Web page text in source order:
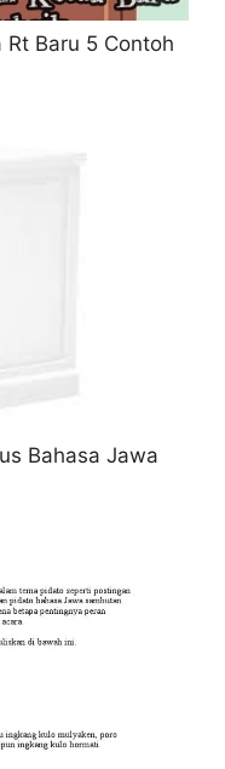
Baru 5 Contoh
Bahasa Jawa